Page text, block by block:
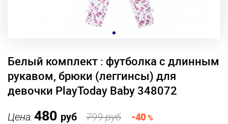
Белый комплект : футболка с длинным
рукавом, брюки (леггинсы) для
девочки PlayToday Baby 348072
Цена:480 руб 799 руб -40%